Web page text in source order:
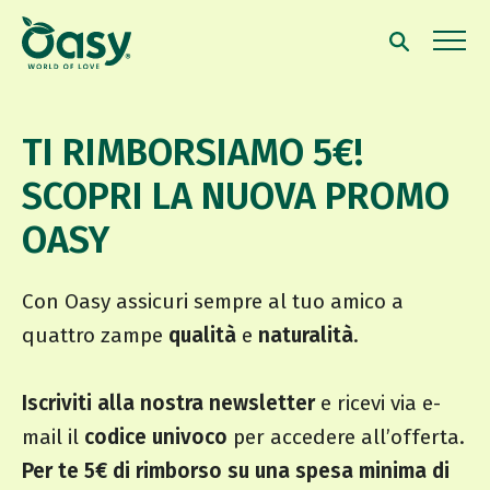
TI RIMBORSIAMO 5€!
SCOPRI LA NUOVA PROMO
OASY
Con Oasy assicuri sempre al tuo amico a
quattro zampe qualità e naturalità.
Iscriviti alla nostra newslettere ricevi via e-
mail il codice univoco per accedere all’offerta.
Per te 5€ di rimborso su una spesa minima di